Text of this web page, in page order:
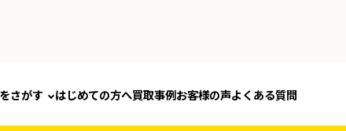
さがす はじめての方へ買取事例お客様の声よくある質問